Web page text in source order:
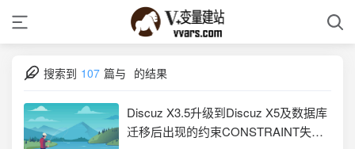
搜索到 107 篇与 的结果
Discuz X3.5升级到Discuz X5及数据库
迁移后出现的约束CONSTRAINT失败